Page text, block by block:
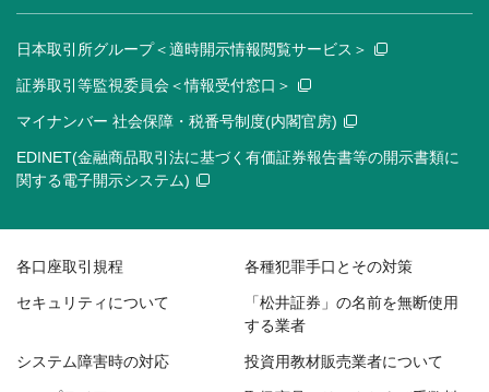
日本取引所グループ＜適時開示情報閲覧サービス＞
証券取引等監視委員会＜情報受付窓口＞
マイナンバー 社会保障・税番号制度(内閣官房)
EDINET(金融商品取引法に基づく有価証券報告書等の開示書類に
関する電子開示システム)
各口座取引規程 各種犯罪手口とその対策
セキュリティについて
「松井証券」の名前を無断使用
する業者
システム障害時の対応 投資用教材販売業者について